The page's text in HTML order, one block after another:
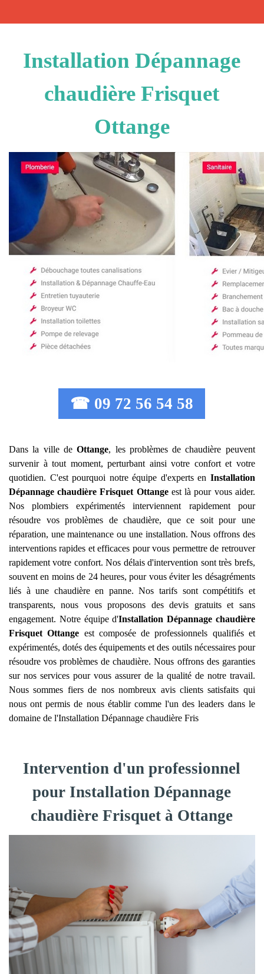
Installation Dépannage
chaudière Frisquet
Ottange
☎ 09 72 56 54 58
Dans la ville deOttange, les problèmes de chaudière peuvent
survenir à tout moment, perturbant ainsi votre confort et votre
quotidien. C'est pourquoi notre équipe d'experts en Installation
Dépannage chaudière Frisquet Ottangeest là pour vous aider.
Nos plombiers expérimentés interviennent rapidement pour
résoudre vos problèmes de chaudière, que ce soit pour une
réparation, une maintenance ou une installation. Nous offrons des
interventions rapides et efficaces pour vous permettre de retrouver
rapidement votre confort. Nos délais d'intervention sont très brefs,
souvent en moins de 24 heures, pour vous éviter les désagréments
liés à une chaudière en panne. Nos tarifs sont compétitifs et
transparents, nous vous proposons des devis gratuits et sans
engagement. Notre équipe d'Installation Dépannage chaudière
Frisquet Ottange est composée de professionnels qualifiés et
expérimentés, dotés des équipements et des outils nécessaires pour
résoudre vos problèmes de chaudière. Nous offrons des garanties
sur nos services pour vous assurer de la qualité de notre travail.
Nous sommes fiers de nos nombreux avis clients satisfaits qui
nous ont permis de nous établir comme l'un des leaders dans le
domaine de l'Installation Dépannage chaudière Fris
Intervention d'un professionnel
pour Installation Dépannage
chaudière Frisquet à Ottange